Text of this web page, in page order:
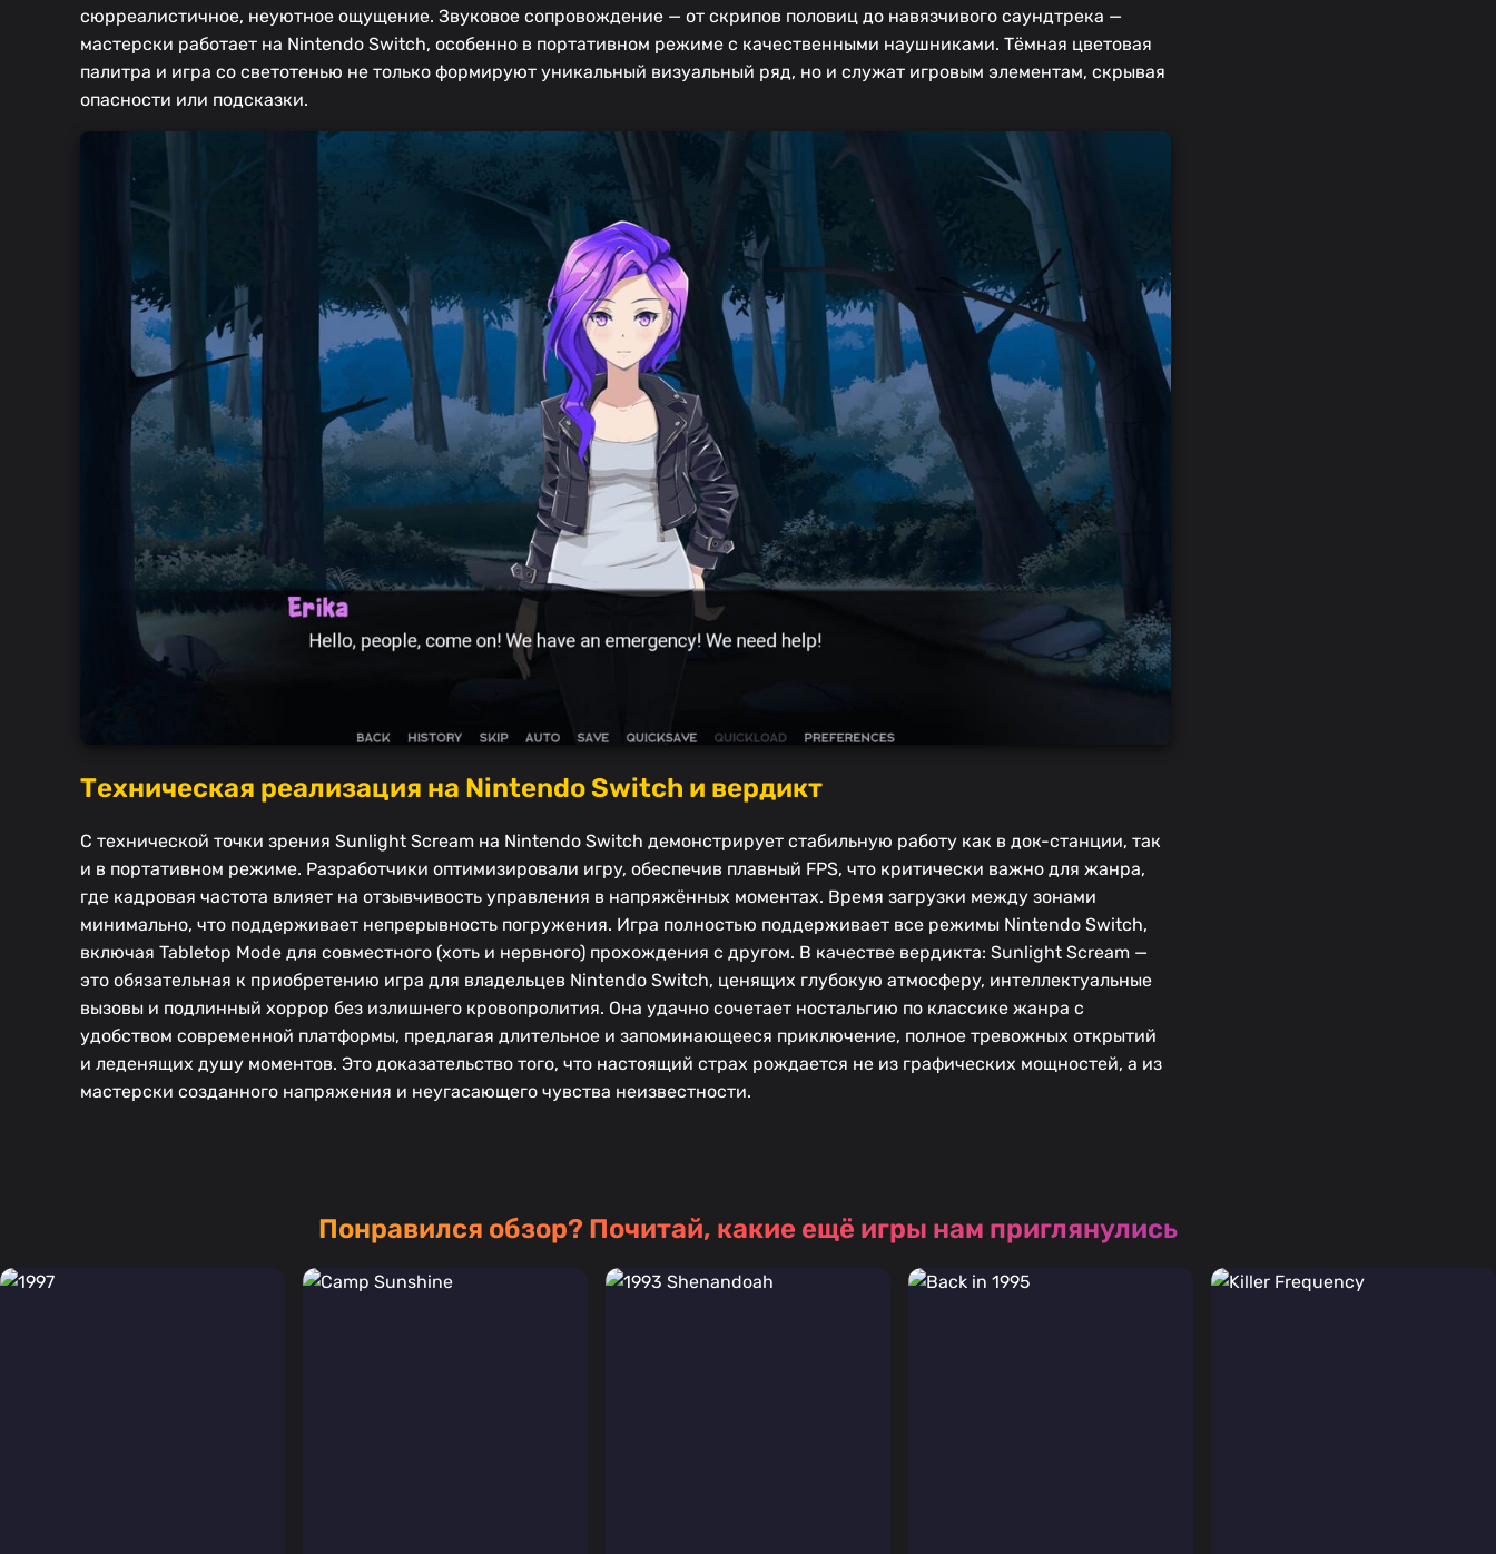
сюрреалистичное, неуютное ощущение. Звуковое сопровождение — от скрипов половиц до навязчивого саундтрека —
мастерски работает на Nintendo Switch, особенно в портативном режиме с качественными наушниками. Тёмная цветовая
палитра и игра со светотенью не только формируют уникальный визуальный ряд, но и служат игровым элементам, скрывая
опасности или подсказки.
Техническая реализация на Nintendo Switch и вердикт
С технической точки зрения Sunlight Scream на Nintendo Switch демонстрирует стабильную работу как в док-станции, так
и в портативном режиме. Разработчики оптимизировали игру, обеспечив плавный FPS, что критически важно для жанра,
где кадровая частота влияет на отзывчивость управления в напряжённых моментах. Время загрузки между зонами
минимально, что поддерживает непрерывность погружения. Игра полностью поддерживает все режимы Nintendo Switch,
включая Tabletop Mode для совместного (хоть и нервного) прохождения с другом. В качестве вердикта: Sunlight Scream —
это обязательная к приобретению игра для владельцев Nintendo Switch, ценящих глубокую атмосферу, интеллектуальные
вызовы и подлинный хоррор без излишнего кровопролития. Она удачно сочетает ностальгию по классике жанра с
удобством современной платформы, предлагая длительное и запоминающееся приключение, полное тревожных открытий
и леденящих душу моментов. Это доказательство того, что настоящий страх рождается не из графических мощностей, а из
мастерски созданного напряжения и неугасающего чувства неизвестности.
Понравился обзор? Почитай, какие ещё игры нам приглянулись